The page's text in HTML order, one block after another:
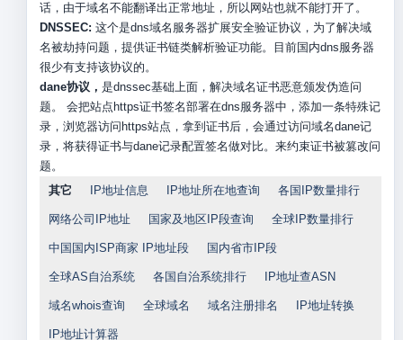
话，由于域名不能翻译出正常地址，所以网站也就不能打开了。
DNSSEC: 这个是dns域名服务器扩展安全验证协议，为了解决域
名被劫持问题，提供证书链类解析验证功能。目前国内dns服务器
很少有支持该协议的。
dane协议， 是dnssec基础上面，解决域名证书恶意颁发伪造问
题。 会把站点https证书签名部署在dns服务器中，添加一条特殊记
录，浏览器访问https站点，拿到证书后，会通过访问域名dane记
录，将获得证书与dane记录配置签名做对比。来约束证书被篡改问
题。
其它
IP地址信息 IP地址所在地查询 各国IP数量排行
网络公司IP地址 国家及地区IP段查询 全球IP数量排行
中国国内ISP商家 IP地址段 国内省市IP段
全球AS自治系统 各国自治系统排行 IP地址查ASN
域名whois查询 全球域名 域名注册排名 IP地址转换
IP地址计算器